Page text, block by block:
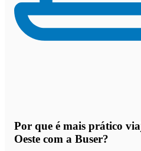
Por que é mais prático
Oeste com a Buser?